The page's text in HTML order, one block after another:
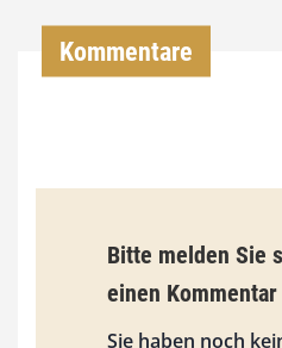
€
i
s
9
Kommentare
Bitte melden Sie
einen
Sie haben noch